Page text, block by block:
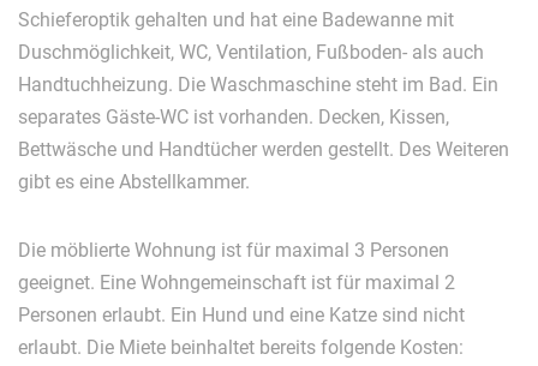
Schieferoptik gehalten und hat eine Badewanne mit
Duschmöglichkeit, WC, Ventilation, Fußboden- als auch
Handtuchheizung. Die Waschmaschine steht im Bad. Ein
separates Gäste-WC ist vorhanden. Decken, Kissen,
Bettwäsche und Handtücher werden gestellt. Des Weiteren
gibt es eine Abstellkammer.
Die möblierte Wohnung ist für maximal 3 Personen
geeignet. Eine Wohngemeinschaft ist für maximal 2
Personen erlaubt. Ein Hund und eine Katze sind nicht
erlaubt. Die Miete beinhaltet bereits folgende Kosten: